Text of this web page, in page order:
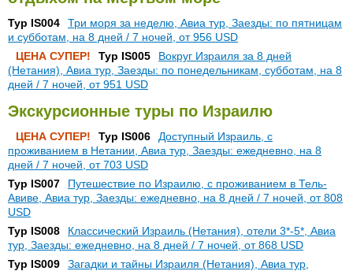
Тур IS004
Три моря за неделю, Авиа тур, Заезды: по пятницам
и субботам, на 8 дней / 7 ночей, от 956 USD
ЦЕНА СУПЕР!
Тур IS005
Вокруг Израиля за 8 дней
(Нетания), Авиа тур, Заезды: по понедельникам, субботам, на 8
дней / 7 ночей, от 951 USD
Экскурсионные туры по Израилю
ЦЕНА СУПЕР! Тур IS006
Доступный Израиль, с
проживанием в Нетании, Авиа тур, Заезды: ежедневно, на 8
дней / 7 ночей, от 703 USD
Тур IS007
Путешествие по Израилю, с проживанием в Тель-
Авиве, Авиа тур, Заезды: ежедневно, на 8 дней / 7 ночей, от 808
USD
Тур IS008
Классический Израиль (Нетания), отели 3*-5*, Авиа
тур, Заезды: ежедневно, на 8 дней / 7 ночей, от 868 USD
Тур IS009
Загадки и тайны Израиля (Нетания), Авиа тур,